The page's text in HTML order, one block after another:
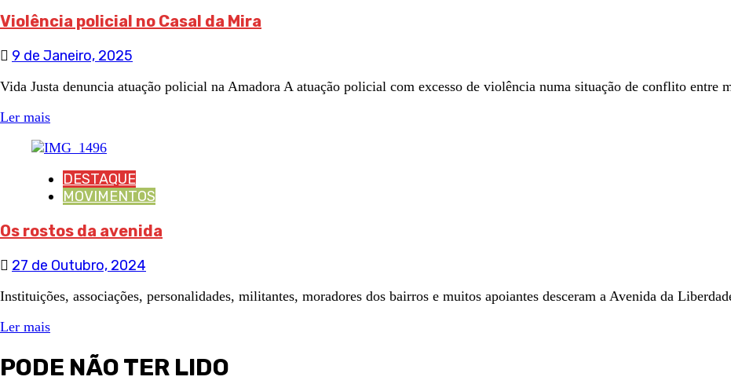
Violência policial no Casal da Mira
9 de Janeiro, 2025
Vida Justa denuncia atuação policial na Amadora A atuação policial com excesso de violência numa situação de conflito entre
Ler mais
DESTAQUE
MOVIMENTOS
Os rostos da avenida
27 de Outubro, 2024
Instituições, associações, personalidades, militantes, moradores dos bairros e muitos apoiantes desceram a Avenida da
Ler mais
PODE NÃO TER LIDO